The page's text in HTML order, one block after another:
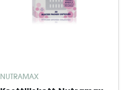
NUTRAMAX